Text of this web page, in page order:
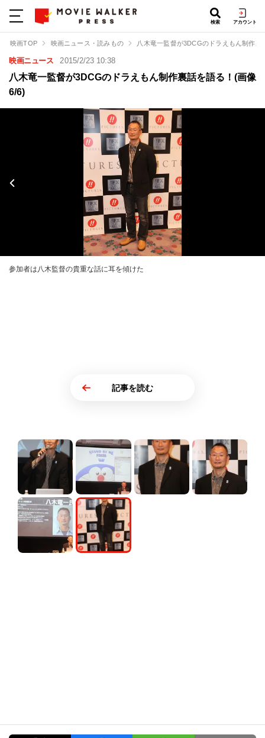
検索 アカウント
映画TOP 映画ニュース・読みもの 八木竜一監督が3DCGのドラえもん制作裏
映画ニュース 2015/2/23 10:38
八木竜一監督が3DCGのドラえもん制作裏話を語る！(画像
6/6)
参加者は八木監督の貴重な話に耳を傾けた
記事を読む